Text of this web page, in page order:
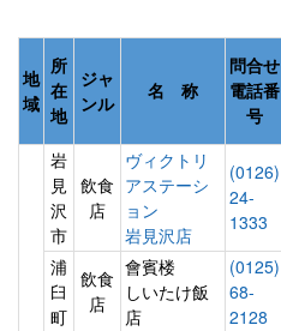
地
域
所
在
地
ジャ
ンル
名 称
問合せ
電話番
号
岩
見
沢
市
飲食
店
ヴィクトリ
アステーシ
ョン
岩見沢店
(0126)
24-
1333
浦
臼
町
飲食
店
會賓楼
しいたけ飯
店
(0125)
68-
2128